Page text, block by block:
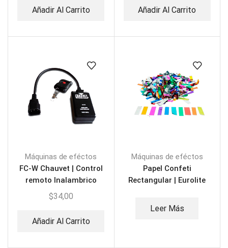
Añadir Al Carrito Añadir Al Carrito
Máquinas de eféctos
FC-W Chauvet | Control
remoto Inalambrico
$34,00
Añadir Al Carrito
Máquinas de eféctos
Papel Confeti
Rectangular | Eurolite
Leer Más